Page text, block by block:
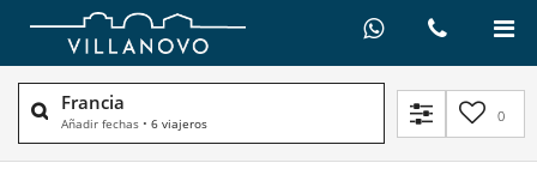
Francia
Añadir fechas • 6 viajeros 0